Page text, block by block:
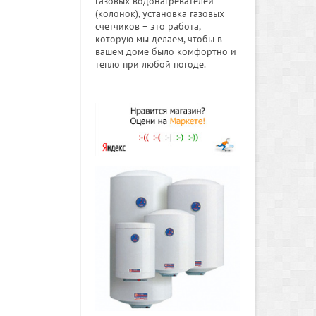
(колонок), установка газовых
счетчиков – это работа,
которую мы делаем, чтобы в
вашем доме было комфортно и
тепло при любой погоде.